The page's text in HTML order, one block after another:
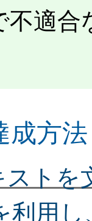
不適合
成方法
ストを
利用